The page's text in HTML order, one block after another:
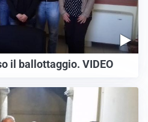
il ballottaggio. VIDEO